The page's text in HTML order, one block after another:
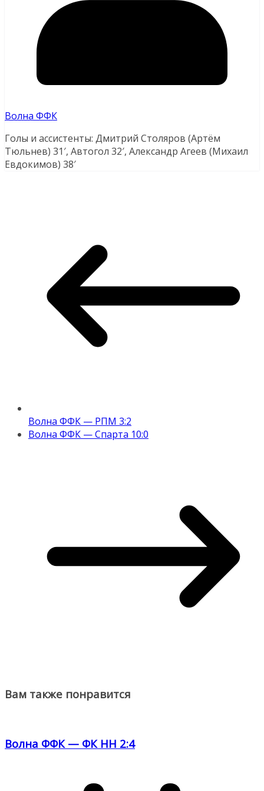
Волна ФФК
Голы и ассистенты: Дмитрий Столяров (Артём
Тюльнев) 31′, Автогол 32′, Александр Агеев (Михаил
Евдокимов) 38′
Волна ФФК — РПМ 3:2
Волна ФФК — Спарта 10:0
Вам также понравится
Волна ФФК — ФК НН 2:4